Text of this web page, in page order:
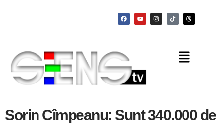
Sorin Cîmpeanu: Sunt 340.000 de